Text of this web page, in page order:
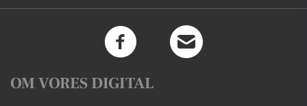
OM VORES DIGITAL